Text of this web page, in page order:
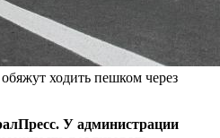
ходить пешком через
У администрации